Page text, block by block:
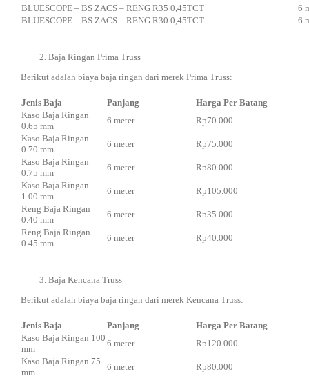
BLUESCOPE – BS ZACS – RENG R35 0,45TCT
6
BLUESCOPE – BS ZACS – RENG R30 0,45TCT
6
Baja Ringan Prima Truss
Berikut adalah biaya baja ringan dari merek Prima Truss:
Jenis Baja Panjang
Harga Per Batang
Kaso Baja Ringan
0.65 mm
6 meter
Rp70.000
Kaso Baja Ringan
0.70 mm
6 meter
Rp75.000
Kaso Baja Ringan
0.75 mm
6 meter
Rp80.000
Kaso Baja Ringan
1.00 mm
6 meter
Rp105.000
Reng Baja Ringan
0.40 mm
6 meter
Rp35.000
Reng Baja Ringan
0.45 mm
6 meter Rp40.000
Baja Kencana Truss
Berikut adalah biaya baja ringan dari merek Kencana Truss:
Jenis Baja Panjang
Harga Per Batang
Kaso Baja Ringan 100
mm
6 meter
Rp120.000
Kaso Baja Ringan 75
mm
6 meter
Rp80.000